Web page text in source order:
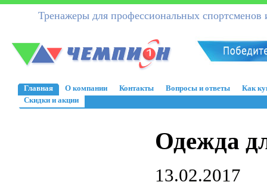
Тренажеры для профессиональных спортсменов
Главная О компании Контакты Вопросы и ответы
Как
Скидки и акции
Одежда
13.02.2017